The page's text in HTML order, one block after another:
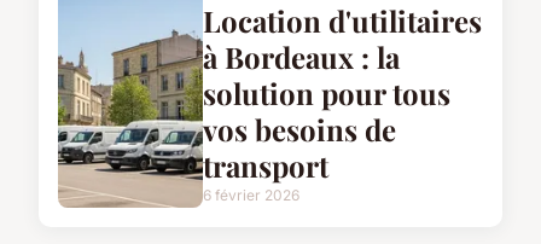
Location d'utilitaires
à Bordeaux : la
solution pour tous
vos besoins de
transport
6 février 2026